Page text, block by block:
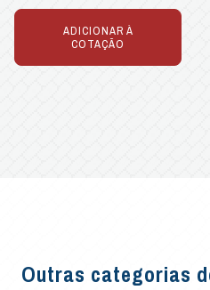
ADICIONAR À
COTAÇÃO
Outras categorias